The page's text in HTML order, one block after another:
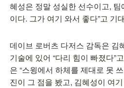
혜성은 정말 성실한 선수이고,
이다. 그가 여기 와서 좋다”고 기
데이브 로버츠 다저스 감독은 김
기술에 있어 “다리 힘이 빠졌다”
은 “스윙에서 하체를 제대로 못
진이 그 점을 봤고, 김혜성이 여